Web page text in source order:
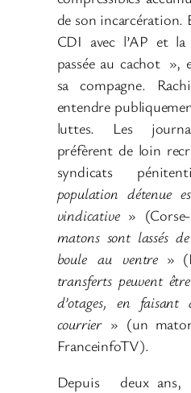
de son incarcération.
CDI avec l’AP et la
passée au cachot »,
sa compagne.
entendre
luttes. Les
préfèrent de loin
syndicats
population détenue
vindicative »
matons sont lassés
boule au ventre »
transferts peuvent
d’otages, en faisant
courrier » (un
FranceinfoTV).
Depuis deux